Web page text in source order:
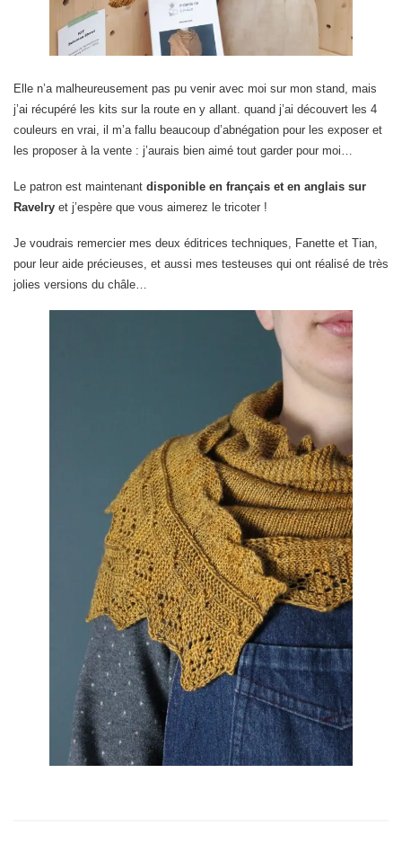
Elle n’a malheureusement pas pu venir avec moi sur mon stand, mais
j’ai récupéré les kits sur la route en y allant. quand j’ai découvert les 4
couleurs en vrai, il m’a fallu beaucoup d’abnégation pour les exposer et
les proposer à la vente : j’aurais bien aimé tout garder pour moi…
Le patron est maintenant disponible en français et en anglais sur
Ravelry et j’espère que vous aimerez le tricoter !
Je voudrais remercier mes deux éditrices techniques, Fanette et Tian,
pour leur aide précieuses, et aussi mes testeuses qui ont réalisé de très
jolies versions du châle…